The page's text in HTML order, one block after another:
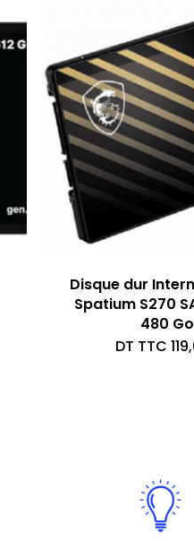
Disque dur
Spatium S270
480 Go
DT TTC